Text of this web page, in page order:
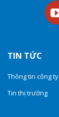
TIN TỨC
Thông tin công ty
Tin thị trường